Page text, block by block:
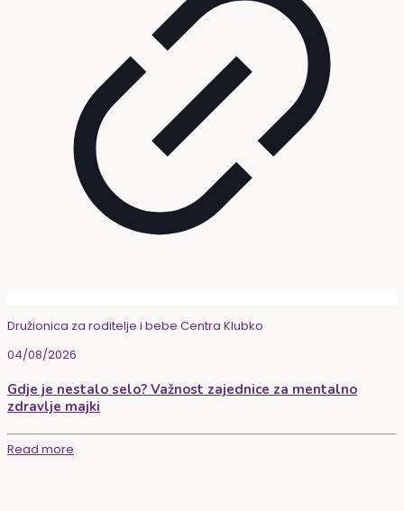
Družionica za roditelje i bebe Centra Klubko
04/08/2026
Gdje je nestalo selo? Važnost zajednice za mentalno
zdravlje majki
Read more